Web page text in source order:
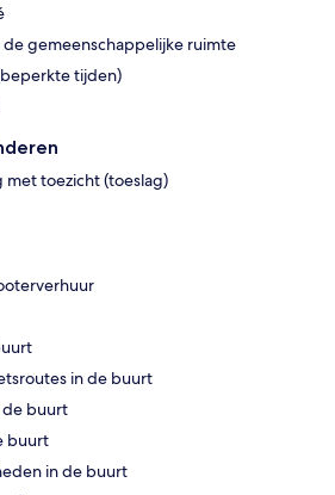
gemeenschappelijke ruimte
tijden)
met toezicht (toeslag)
in de buurt
de buurt
buurt
in de buurt